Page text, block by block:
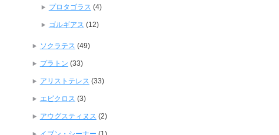
プロタゴラス (4)
ゴルギアス (12)
ソクラテス (49)
プラトン (33)
アリストテレス (33)
エピクロス (3)
アウグスティヌス (2)